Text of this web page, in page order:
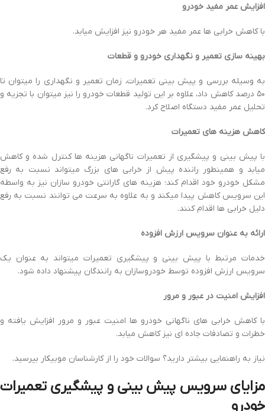
افزایش عمر مفید خودرو
با کاهش خرابی ها عمر مفید هر خودرو نیز افزایش میابد.
بهینه سازی تعمیر و نگهداری خودرو و قطعات
به وسیله بررسی و پیش بینی تعمیرات، زمان تعمیر و نگهداری را میتوان تا
۵۰ درصد کاهش داد، علاوه بر این تولید قطعات خودرو را نیز میتوان با تجزیه و
تحلیل عمر مفید دستگاه اصلاح کرد.
کاهش هزینه های تعمیرات
با پیش بینی و پیشگیری از تعمیرات ناگهانی هزینه ها کنترل شده و کاهش
میابد و همینطور راننده پیش از خرابی های بزرگ میتواند نسبت به رفع
مشکل خودرو خود اقدام کند؛ هزینه های گارانتی خودرو سازان نیز به واسطه
این سرویس کاهش پیدا میکند و به علاوه به سرعت می توانند نسبت به رفع
دلیل خرابی ها اقدام کنند.
ارائه به عنوان سرویس ارزش افزوده
خدمات مرتبط با پیش بینی و پیشگیری تعمیرات میتواند به عنوان یک
سرویس ارزش افزوده توسط خودروسازان به رانندگان پیشنهاد داده شود.
افزایش امنیت در عبور و مرور
با کاهش خرابی های ناگهانی خودرو ها امنیت عبور و مرور افزایش یافته و
خطرات و تصادفات جاده ای نیز کاهش میابد.
نیاز به راهنمایی بیشتر دارید؟ سوالات خود را از کارشناسان موبیکار بپرسید.
مزایای سرویس پیش بینی و پیشگیری تعمیرات
خودرو